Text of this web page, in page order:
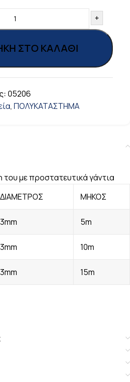
+
ΣΤΟ ΚΑΛΆΘΙ
05206
, ΠΟΛΥΚΑΤΑΣΤΗΜΑ
του με προστατευτικά γάντια
ΔΙΑΜΕΤΡΟΣ ΜΗΚΟΣ
3mm 5m
3mm 10m
3mm 15m